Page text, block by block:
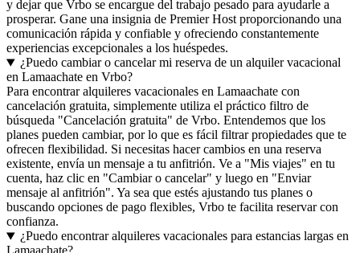
y dejar que Vrbo se encargue del trabajo pesado para ayudarle a
prosperar. Gane una insignia de Premier Host proporcionando una
comunicación rápida y confiable y ofreciendo constantemente
experiencias excepcionales a los huéspedes.
¿Puedo cambiar o cancelar mi reserva de un alquiler vacacional
en Lamaachate en Vrbo?
Para encontrar alquileres vacacionales en Lamaachate con
cancelación gratuita, simplemente utiliza el práctico filtro de
búsqueda "Cancelación gratuita" de Vrbo. Entendemos que los
planes pueden cambiar, por lo que es fácil filtrar propiedades que te
ofrecen flexibilidad. Si necesitas hacer cambios en una reserva
existente, envía un mensaje a tu anfitrión. Ve a "Mis viajes" en tu
cuenta, haz clic en "Cambiar o cancelar" y luego en "Enviar
mensaje al anfitrión". Ya sea que estés ajustando tus planes o
buscando opciones de pago flexibles, Vrbo te facilita reservar con
confianza.
¿Puedo encontrar alquileres vacacionales para estancias largas en